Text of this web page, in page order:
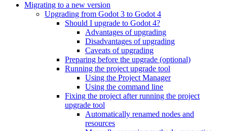
Migrating to a new version
Upgrading from Godot 3 to Godot 4
Should I upgrade to Godot 4?
Advantages of upgrading
Disadvantages of upgrading
Caveats of upgrading
Preparing before the upgrade (optional)
Running the project upgrade tool
Using the Project Manager
Using the command line
Fixing the project after running the project
upgrade tool
Automatically renamed nodes and
resources